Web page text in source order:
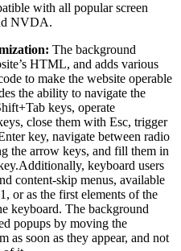
with all popular screen
NVDA.
The background
HTML, and adds various
to make the website operable
the ability to navigate the
keys, operate
close them with Esc, trigger
key, navigate between radio
the arrow keys, and fill them in
keyboard users
content-skip menus, available
or as the first elements of the
keyboard. The background
popups by moving the
as soon as they appear, and not